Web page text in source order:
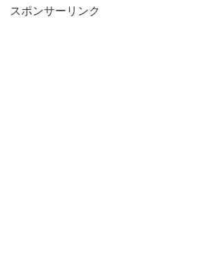
Ver. 組み立て
スポンサーリンク